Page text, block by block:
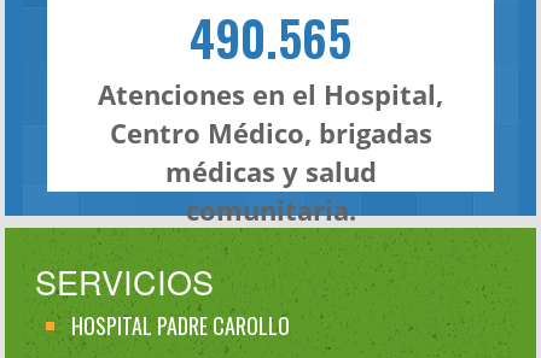
490.565
Atenciones en el Hospital,
Centro Médico, brigadas
médicas y salud
comunitaria.
SERVICIOS
HOSPITAL PADRE CAROLLO